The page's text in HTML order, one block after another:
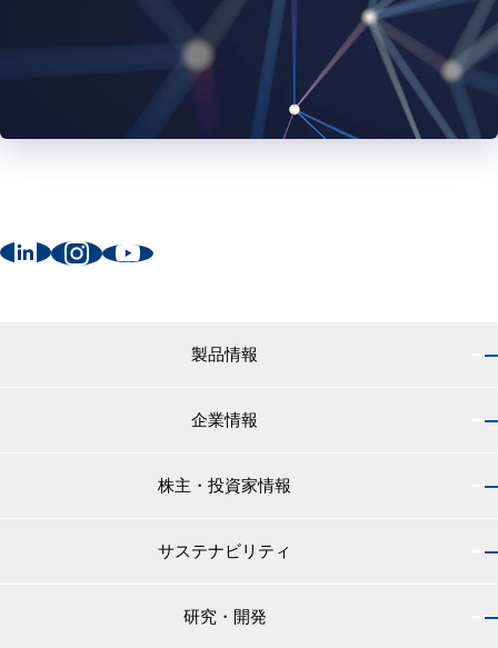
製品情報
小型船舶・漁船用塗料・漁網用防汚剤
企業情報
株主・投資家情報
株主・投資家情報 トップサステナビリティ
サステナビリティ トップ研究・開発